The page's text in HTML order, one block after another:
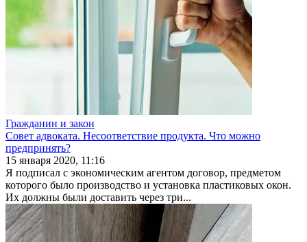
Гражданин и закон
Совет адвоката. Несоответствие продукта. Что можно
предпринять?
15 января 2020, 11:16
Я подписал с экономическим агентом договор, предме­том
которого было производство и установка пластико­вых окон.
Их должны были доставить через три...